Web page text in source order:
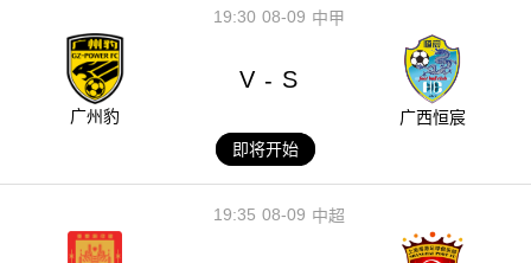
08-09
19:30 中甲
广州豹
V - S
广西恒宸
即将开始
08-09
19:35 中超